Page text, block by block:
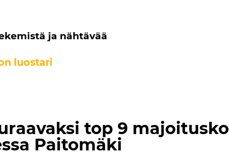
ja nähtävää
luostari
top 9
Paitomäki